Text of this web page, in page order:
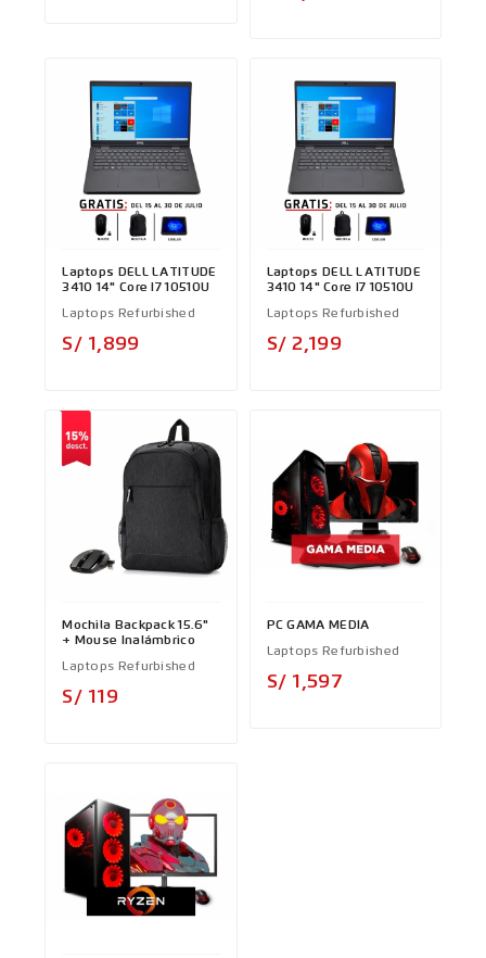
Laptops DELL LATITUDE
3410 14" Core I7 10510U
Laptops Refurbished
S/ 1,899
Laptops DELL LATITUDE
3410 14" Core I7 10510U
Laptops Refurbished
S/ 2,199
Mochila Backpack 15.6"
+ Mouse Inalámbrico
Laptops Refurbished
S/ 119
PC GAMA MEDIA
Laptops Refurbished
S/ 1,597